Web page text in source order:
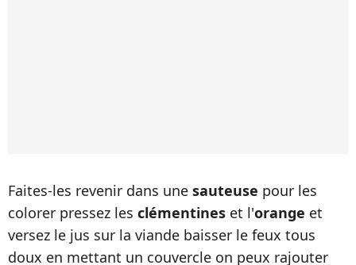
Faites-les revenir dans une sauteuse pour les
colorer pressez les clémentines et l'orange et
versez le jus sur la viande baisser le feux tous
doux en mettant un couvercle on peux rajouter